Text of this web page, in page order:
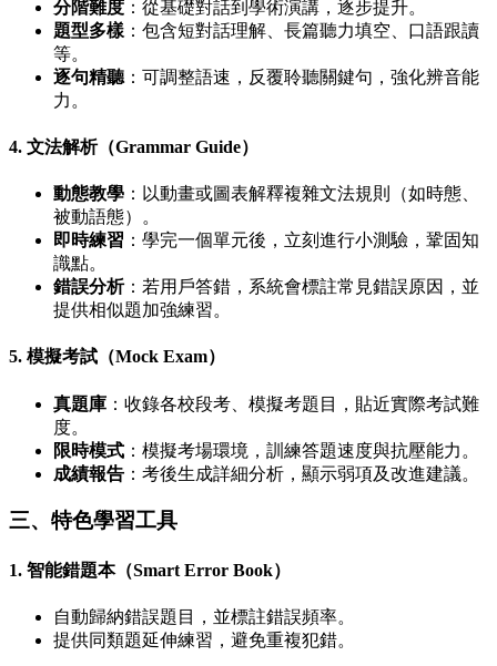
分階難度 ：從基礎對話到學術演講，逐步提升。
題型多樣 ：包含短對話理解、長篇聽力填空、口語跟讀
等。
逐句精聽：可調整語速，反覆聆聽關鍵句，強化辨音能
力。
4. 文法解析（Grammar Guide）
動態教學 ：以動畫或圖表解釋複雜文法規則（如時態、
被動語態）。
即時練習 ：學完一個單元後，立刻進行小測驗，鞏固知
識點。
錯誤分析：若用戶答錯，系統會標註常見錯誤原因，並
提供相似題加強練習。
5. 模擬考試（Mock Exam）
真題庫 ：收錄各校段考、模擬考題目，貼近實際考試難
度。
限時模式 ：模擬考場環境，訓練答題速度與抗壓能力。
成績報告 ：考後生成詳細分析，顯示弱項及改進建議。
三、特色學習工具
1. 智能錯題本（Smart Error Book）
自動歸納錯誤題目，並標註錯誤頻率。
提供同類題延伸練習，避免重複犯錯。